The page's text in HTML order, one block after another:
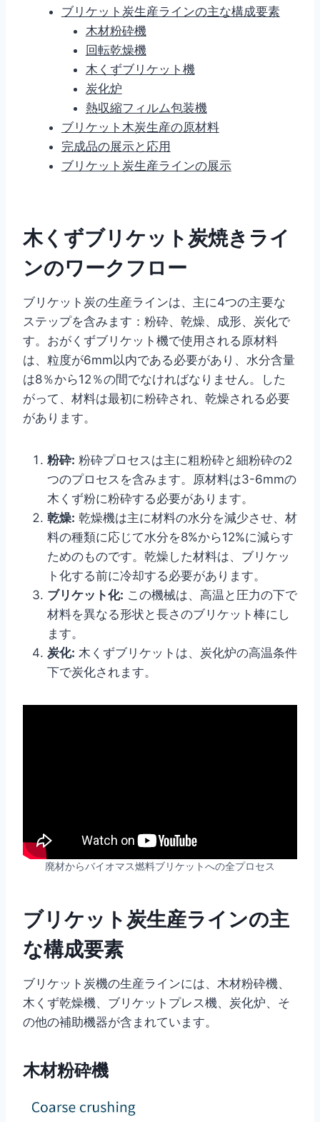
ブリケット炭生産ラインの主な構成要素
木材粉砕機
回転乾燥機
木くずブリケット機
炭化炉
熱収縮フィルム包装機
ブリケット木炭生産の原材料
完成品の展示と応用
ブリケット炭生産ラインの展示
木くずブリケット炭焼きライ
ンのワークフロー
ブリケット炭の生産ラインは、主に4つの主要な
ステップを含みます：粉砕、乾燥、成形、炭化で
す。おがくずブリケット機で使用される原材料
は、粒度が6mm以内である必要があり、水分含量
は8％から12％の間でなければなりません。した
がって、材料は最初に粉砕され、乾燥される必要
があります。
粉砕: 粉砕プロセスは主に粗粉砕と細粉砕の2
つのプロセスを含みます。原材料は3-6mmの
木くず粉に粉砕する必要があります。
乾燥: 乾燥機は主に材料の水分を減少させ、材
料の種類に応じて水分を8%から12%に減らす
ためのものです。乾燥した材料は、ブリケッ
ト化する前に冷却する必要があります。
ブリケット化: この機械は、高温と圧力の下で
材料を異なる形状と長さのブリケット棒にし
ます。
炭化: 木くずブリケットは、炭化炉の高温条件
下で炭化されます。
廃材からバイオマス燃料ブリケットへの全プロセス
ブリケット炭生産ラインの主
な構成要素
ブリケット炭機の生産ラインには、木材粉砕機、
木くず乾燥機、ブリケットプレス機、炭化炉、そ
の他の補助機器が含まれています。
木材粉砕機